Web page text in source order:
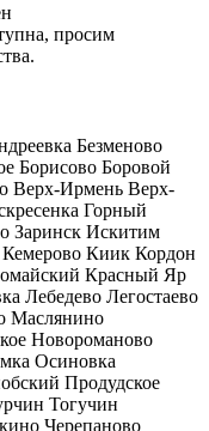
просим
Безменово
Борисово Боровой
Верх-Ирмень Верх-
Горный
Заринск Искитим
Кемерово Киик Кордон
Красный Яр
Лебедево Легостаево
Маслянино
Новороманово
Осиновка
Продудское
Тогучин
Черепаново